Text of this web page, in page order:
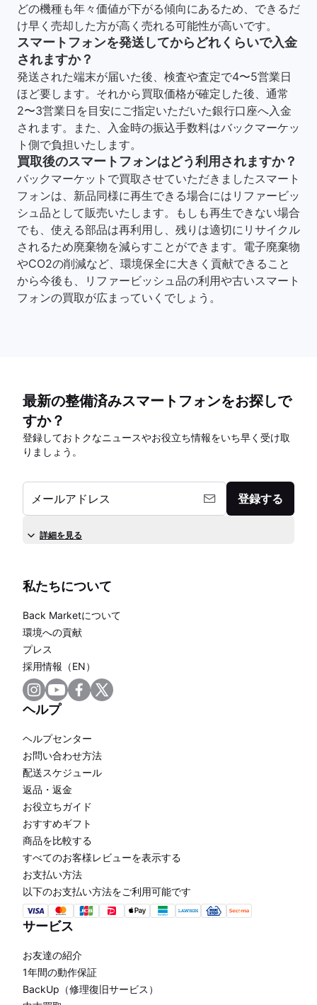
どの機種も年々価値が下がる傾向にあるため、できるだ
け早く売却した方が高く売れる可能性が高いです。
スマートフォンを発送してからどれくらいで入金
されますか？
発送された端末が届いた後、検査や査定で4〜5営業日
ほど要します。それから買取価格が確定した後、通常
2〜3営業日を目安にご指定いただいた銀行口座へ入金
されます。また、入金時の振込手数料はバックマーケッ
ト側で負担いたします。
買取後のスマートフォンはどう利用されますか？
バックマーケットで買取させていただきましたスマート
フォンは、新品同様に再生できる場合にはリファービッ
シュ品として販売いたします。もしも再生できない場合
でも、使える部品は再利用し、残りは適切にリサイクル
されるため廃棄物を減らすことができます。電子廃棄物
やCO2の削減など、環境保全に大きく貢献できること
から今後も、リファービッシュ品の利用や古いスマート
フォンの買取が広まっていくでしょう。
最新の整備済みスマートフォンをお探しで
すか？
登録しておトクなニュースやお役立ち情報をいち早く受け取
りましょう。
メールアドレス 登録する
詳細を見る
私たちについて
Back Marketについて
環境への貢献
プレス
採用情報（EN）
ヘルプ
ヘルプセンター
お問い合わせ方法
配送スケジュール
返品・返金
お役立ちガイド
おすすめギフト
商品を比較する
すべてのお客様レビューを表示する
お支払い方法
以下のお支払い方法をご利用可能です
サービス
お友達の紹介
1年間の動作保証
BackUp（修理復旧サービス）